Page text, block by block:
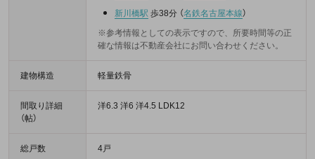
新川橋駅 歩38分 （名鉄名古屋本線）
※参考情報としての表示ですので、所要時間等の正
確な情報は不動産会社にお問い合わせください。
建物構造 軽量鉄骨
間取り詳細
（帖）
洋6.3 洋6 洋4.5 LDK12
総戸数 4戸